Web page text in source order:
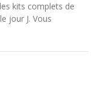
kits complets de
jour J. Vous